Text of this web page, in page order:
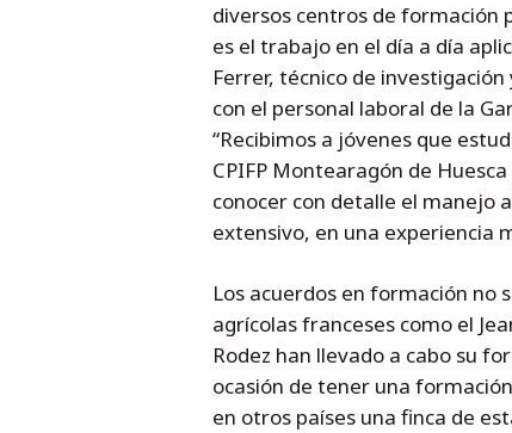
diversos centros de formación
es el trabajo en el día a día
Ferrer, técnico de
con el personal laboral de la
“Recibimos a jóvenes que
CPIFP Montearagón de
conocer con detalle el manejo
extensivo, en una experiencia
Los acuerdos en formación no
agrícolas franceses como el
Rodez han llevado a cabo su
ocasión de tener una
en otros países una finca de